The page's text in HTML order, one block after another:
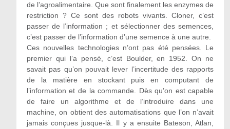
de l’agroalimentaire. Que sont finalement les enzymes de
restriction ? Ce sont des robots vivants. Cloner, c’est
passer de l’information ; et sélectionner des semences,
c’est passer de l’information d’une semence à une autre.
Ces nouvelles technologies n’ont pas été pensées. Le
premier qui l’a pensé, c’est Boulder, en 1952. On ne
savait pas qu’on pouvait lever l’incertitude des rapports
de la matière en stockant puis en computant de
l’information et de la commande. Dès qu’on est capable
de faire un algorithme et de l’introduire dans une
machine, on obtient des automatisations que l’on n’avait
jamais conçues jusque-là. Il y a ensuite Bateson, Atlan,